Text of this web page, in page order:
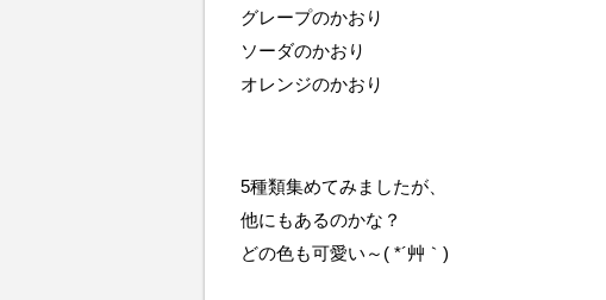
グレープのかおり
ソーダのかおり
オレンジのかおり
5種類集めてみましたが、
他にもあるのかな？
どの色も可愛い～( *´艸｀)